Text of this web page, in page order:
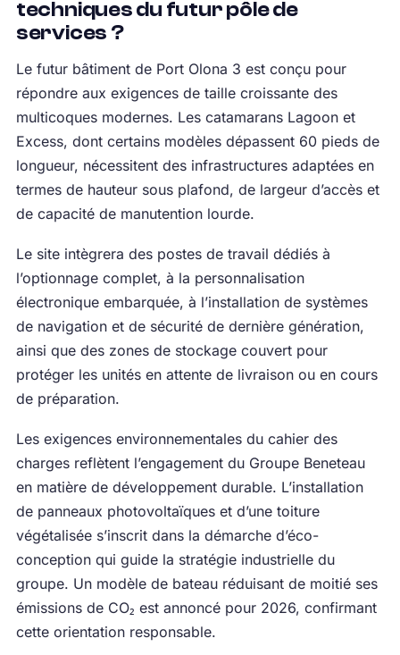
techniques du futur pôle de
services ?
Le futur bâtiment de Port Olona 3 est conçu pour
répondre aux exigences de taille croissante des
multicoques modernes. Les catamarans Lagoon et
Excess, dont certains modèles dépassent 60 pieds de
longueur, nécessitent des infrastructures adaptées en
termes de hauteur sous plafond, de largeur d’accès et
de capacité de manutention lourde.
Le site intègrera des postes de travail dédiés à
l’optionnage complet, à la personnalisation
électronique embarquée, à l’installation de systèmes
de navigation et de sécurité de dernière génération,
ainsi que des zones de stockage couvert pour
protéger les unités en attente de livraison ou en cours
de préparation.
Les exigences environnementales du cahier des
charges reflètent l’engagement du Groupe Beneteau
en matière de développement durable. L’installation
de panneaux photovoltaïques et d’une toiture
végétalisée s’inscrit dans la démarche d’éco-
conception qui guide la stratégie industrielle du
groupe. Un modèle de bateau réduisant de moitié ses
émissions de CO₂ est annoncé pour 2026, confirmant
cette orientation responsable.